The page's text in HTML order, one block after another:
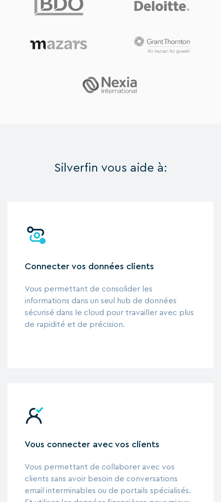
Silverfin vous aide à:
Connecter vos données clients
Vous permettant de consolider les
informations dans un seul hub de données
sécurisé dans le cloud pour travailler avec plus
de rapidité et de précision.
Vous connecter avec vos clients
Vous permettant de collaborer avec vos
clients sans avoir besoin de conversations
email interminables ou de portails spécialisés.